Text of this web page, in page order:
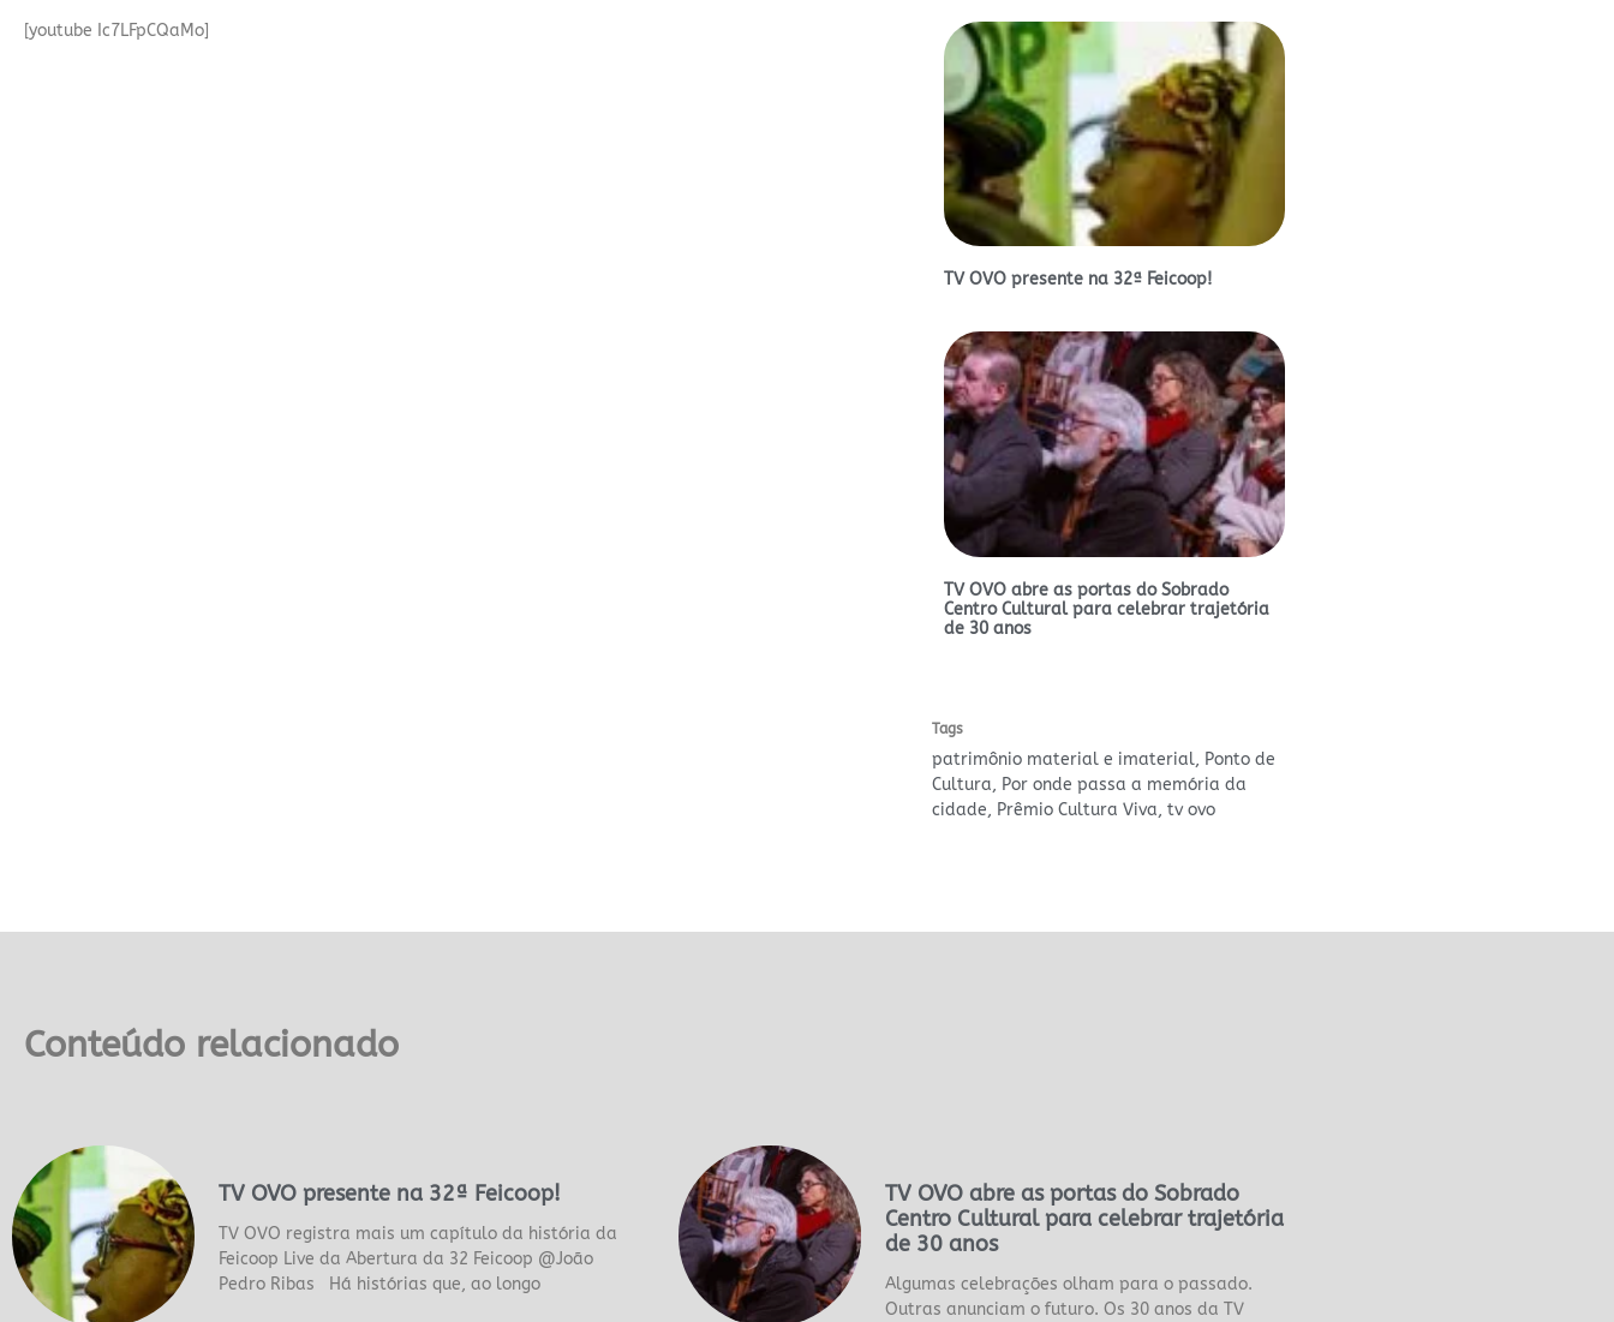
[youtube Ic7LFpCQaMo]
TV OVO presente na 32ª Feicoop!
TV OVO abre as portas do Sobrado
Centro Cultural para celebrar trajetória
de 30 anos
Tags
patrimônio material e imaterial, Ponto de
Cultura, Por onde passa a memória da
cidade, Prêmio Cultura Viva, tv ovo
Conteúdo relacionado
TV OVO presente na 32ª Feicoop!
TV OVO registra mais um capítulo da história da
Feicoop Live da Abertura da 32 Feicoop @João
Pedro Ribas Há histórias que, ao longo
TV OVO abre as portas do Sobrado
Centro Cultural para celebrar trajetória
de 30 anos
Algumas celebrações olham para o passado.
Outras anunciam o futuro. Os 30 anos da TV